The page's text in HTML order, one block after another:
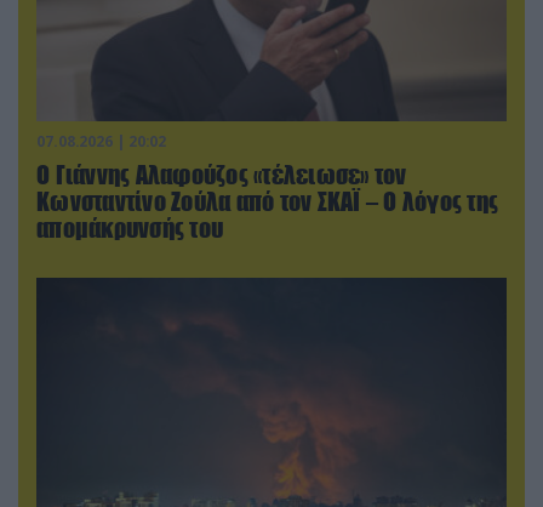
07.08.2026 | 20:02
Ο Γιάννης Αλαφούζος «τέλειωσε» τον
Κωνσταντίνο Ζούλα από τον ΣΚΑΪ – Ο λόγος της
απομάκρυνσής του